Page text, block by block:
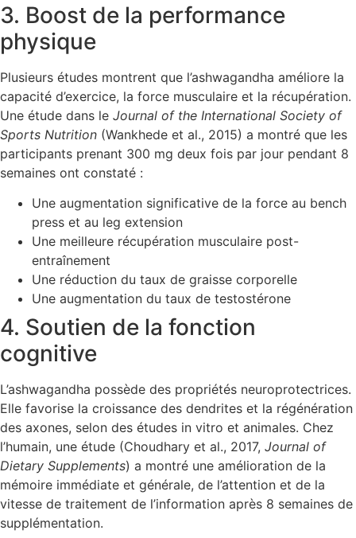
3. Boost de la performance
physique
Plusieurs études montrent que l’ashwagandha améliore la
capacité d’exercice, la force musculaire et la récupération.
Une étude dans le Journal of the International Society of
Sports Nutrition (Wankhede et al., 2015) a montré que les
participants prenant 300 mg deux fois par jour pendant 8
semaines ont constaté :
Une augmentation significative de la force au bench
press et au leg extension
Une meilleure récupération musculaire post-
entraînement
Une réduction du taux de graisse corporelle
Une augmentation du taux de testostérone
4. Soutien de la fonction
cognitive
L’ashwagandha possède des propriétés neuroprotectrices.
Elle favorise la croissance des dendrites et la régénération
des axones, selon des études in vitro et animales. Chez
l’humain, une étude (Choudhary et al., 2017, Journal of
Dietary Supplements) a montré une amélioration de la
mémoire immédiate et générale, de l’attention et de la
vitesse de traitement de l’information après 8 semaines de
supplémentation.